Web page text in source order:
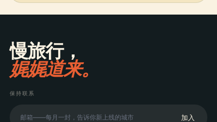
慢旅行，
娓娓道来。
保持联系
加入